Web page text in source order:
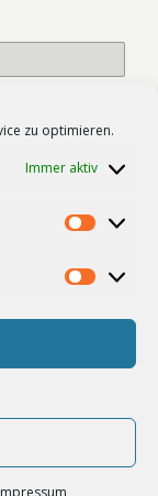
zu optimieren.
Immer aktiv